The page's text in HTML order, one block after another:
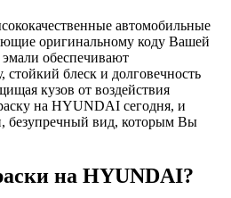
автомобильные
оригинальному коду Вашей
обеспечивают
стойкий блеск и долговечность
кузов от воздействия
на HYUNDAI сегодня, и
безупречный вид, которым Вы
на HYUNDAI?